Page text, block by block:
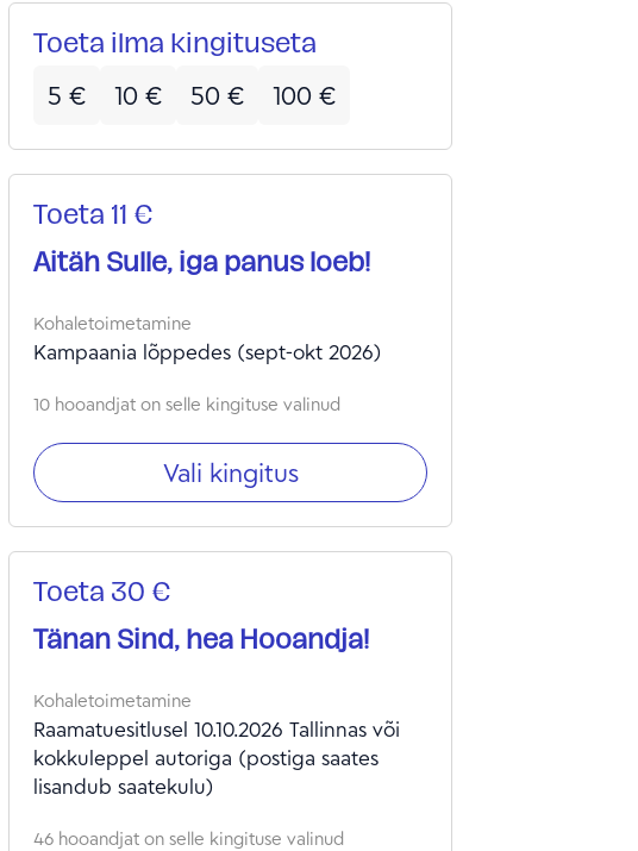
tantsutundide juhendamine - ja kuidas
(taas)leida vajalik harmoonia ja tasakaal
huvilistele ning korraldab elamusreise.
Toeta ilma kingituseta
5 € 10 € 50 € 100 €
Toeta 11 €
Aitäh Sulle, iga panus loeb!
Kohaletoimetamine
Kampaania lõppedes (sept-okt 2026)
10 hooandjat on selle kingituse valinud
Vali kingitus
Toeta 30 €
Tänan Sind, hea Hooandja!
Kohaletoimetamine
Raamatuesitlusel 10.10.2026 Tallinnas või
kokkuleppel autoriga (postiga saates
lisandub saatekulu)
46 hooandjat on selle kingituse valinud